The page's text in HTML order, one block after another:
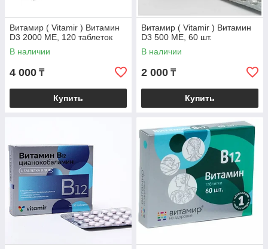
Витамир ( Vitamir ) Витамин
D3 2000 МЕ, 120 таблеток
В наличии
4 000 ₸
Купить
Витамир ( Vitamir ) Витамин
D3 500 МЕ, 60 шт.
В наличии
2 000 ₸
Купить